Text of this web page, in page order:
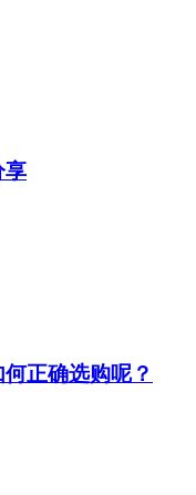
享
正确选购呢？